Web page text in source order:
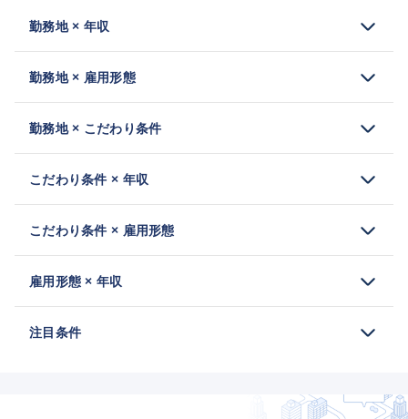
勤務地 × 年収
勤務地 × 雇用形態
勤務地 × こだわり条件
こだわり条件 × 年収
こだわり条件 × 雇用形態
雇用形態 × 年収
注目条件